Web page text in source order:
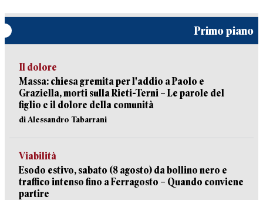
Primo piano
Il dolore
Massa: chiesa gremita per l'addio a Paolo e
Graziella, morti sulla Rieti-Terni – Le parole del
figlio e il dolore della comunità
di Alessandro Tabarrani
Viabilità
Esodo estivo, sabato (8 agosto) da bollino nero e
traffico intenso fino a Ferragosto – Quando conviene
partire